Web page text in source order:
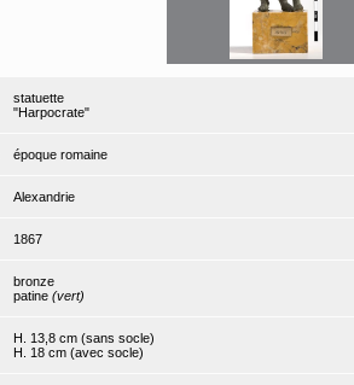
statuette
"Harpocrate"
époque romaine
Alexandrie
1867
bronze
patine (vert)
H. 13,8 cm (sans socle)
H. 18 cm (avec socle)